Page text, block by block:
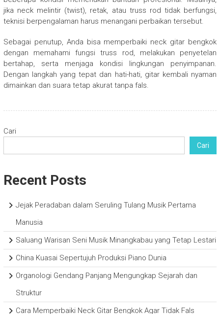
jika neck melintir (twist), retak, atau truss rod tidak berfungsi,
teknisi berpengalaman harus menangani perbaikan tersebut.
Sebagai penutup, Anda bisa memperbaiki neck gitar bengkok
dengan memahami fungsi truss rod, melakukan penyetelan
bertahap, serta menjaga kondisi lingkungan penyimpanan.
Dengan langkah yang tepat dan hati-hati, gitar kembali nyaman
dimainkan dan suara tetap akurat tanpa fals.
Cari
Cari
Recent Posts
Jejak Peradaban dalam Seruling Tulang Musik Pertama
Manusia
Saluang Warisan Seni Musik Minangkabau yang Tetap Lestari
China Kuasai Sepertujuh Produksi Piano Dunia
Organologi Gendang Panjang Mengungkap Sejarah dan
Struktur
Cara Memperbaiki Neck Gitar Bengkok Agar Tidak Fals